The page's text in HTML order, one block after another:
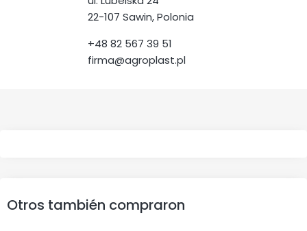
22-107 Sawin, Polonia
+48 82 567 39 51
firma@agroplast.pl
Otros también compraron